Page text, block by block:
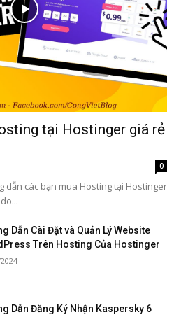
tại Hostinger giá rẻ
0
dẫn các bạn mua Hosting tại Hostinger
Dẫn Cài Đặt và Quản Lý Website
Trên Hosting Của Hostinger
Dẫn Đăng Ký Nhận Kaspersky 6